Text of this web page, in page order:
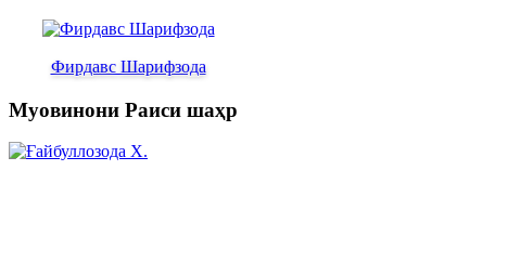
Фирдавс Шарифзода
Муовинони Раиси шаҳр